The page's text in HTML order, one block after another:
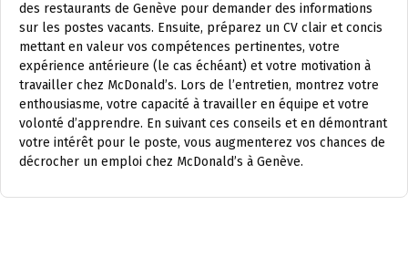
des restaurants de Genève pour demander des informations
sur les postes vacants. Ensuite, préparez un CV clair et concis
mettant en valeur vos compétences pertinentes, votre
expérience antérieure (le cas échéant) et votre motivation à
travailler chez McDonald’s. Lors de l’entretien, montrez votre
enthousiasme, votre capacité à travailler en équipe et votre
volonté d’apprendre. En suivant ces conseils et en démontrant
votre intérêt pour le poste, vous augmenterez vos chances de
décrocher un emploi chez McDonald’s à Genève.